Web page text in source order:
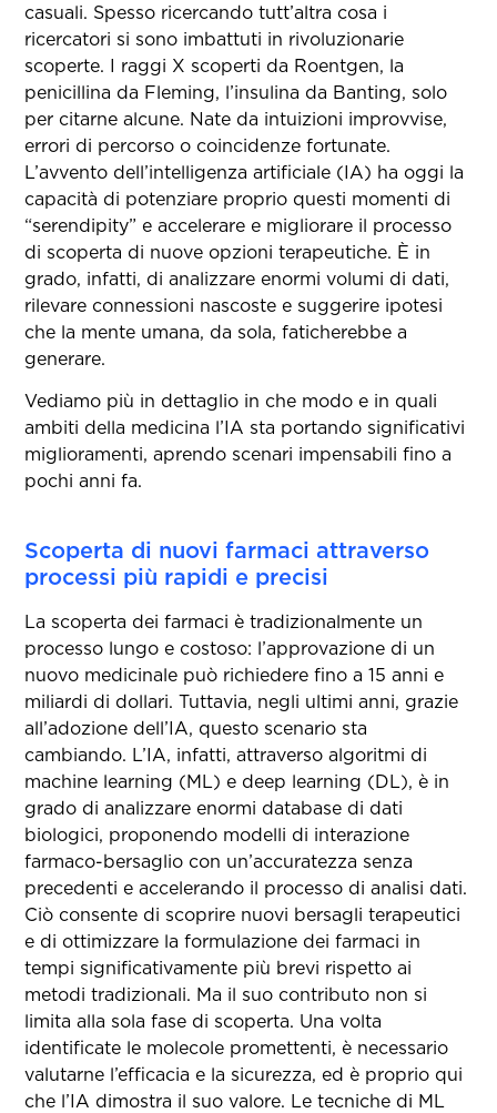
casuali. Spesso ricercando tutt’altra cosa i
ricercatori si sono imbattuti in rivoluzionarie
scoperte. I raggi X scoperti da Roentgen, la
penicillina da Fleming, l’insulina da Banting, solo
per citarne alcune. Nate da intuizioni improvvise,
errori di percorso o coincidenze fortunate.
L’avvento dell’intelligenza artificiale (IA) ha oggi la
capacità di potenziare proprio questi momenti di
“serendipity” e accelerare e migliorare il processo
di scoperta di nuove opzioni terapeutiche. È in
grado, infatti, di analizzare enormi volumi di dati,
rilevare connessioni nascoste e suggerire ipotesi
che la mente umana, da sola, faticherebbe a
generare.
Vediamo più in dettaglio in che modo e in quali
ambiti della medicina l’IA sta portando significativi
miglioramenti, aprendo scenari impensabili fino a
pochi anni fa.
Scoperta di nuovi farmaci attraverso
processi più rapidi e precisi
La scoperta dei farmaci è tradizionalmente un
processo lungo e costoso: l’approvazione di un
nuovo medicinale può richiedere fino a 15 anni e
miliardi di dollari. Tuttavia, negli ultimi anni, grazie
all’adozione dell’IA, questo scenario sta
cambiando. L’IA, infatti, attraverso algoritmi di
machine learning (ML) e deep learning (DL), è in
grado di analizzare enormi database di dati
biologici, proponendo modelli di interazione
farmaco-bersaglio con un’accuratezza senza
precedenti e accelerando il processo di analisi dati.
Ciò consente di scoprire nuovi bersagli terapeutici
e di ottimizzare la formulazione dei farmaci in
tempi significativamente più brevi rispetto ai
metodi tradizionali. Ma il suo contributo non si
limita alla sola fase di scoperta. Una volta
identificate le molecole promettenti, è necessario
valutarne l’efficacia e la sicurezza, ed è proprio qui
che l’IA dimostra il suo valore. Le tecniche di ML